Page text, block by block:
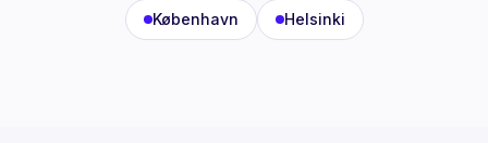
København Helsinki